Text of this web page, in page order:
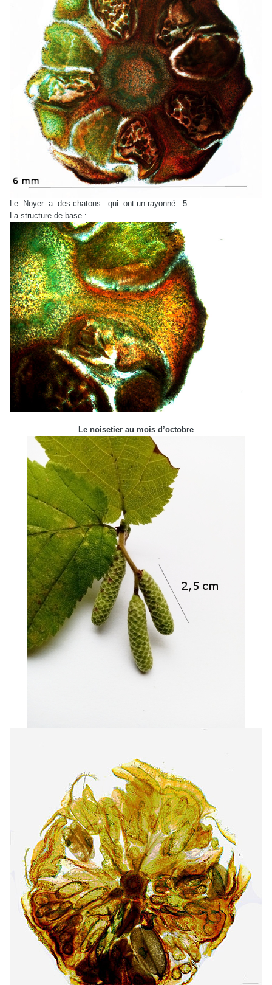
Le Noyer a des chatons qui ont un rayonné 5.
La structure de base :
Le noisetier au mois d’octobre